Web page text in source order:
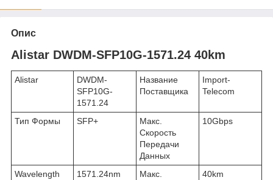
Опис
Alistar DWDM-SFP10G-1571.24 40km
Alistar
DWDM-
SFP10G-
1571.24
Название
Поставщика
Import-
Telecom
Тип Формы SFP+
Макс.
Скорость
Передачи
Данных
10Gbps
Wavelength 1571.24nm
Макс.
40km